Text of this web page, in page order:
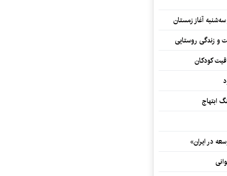
آغاز زمستان
و زندگی روستایی
کودکان
ابتهاج
در ایران»